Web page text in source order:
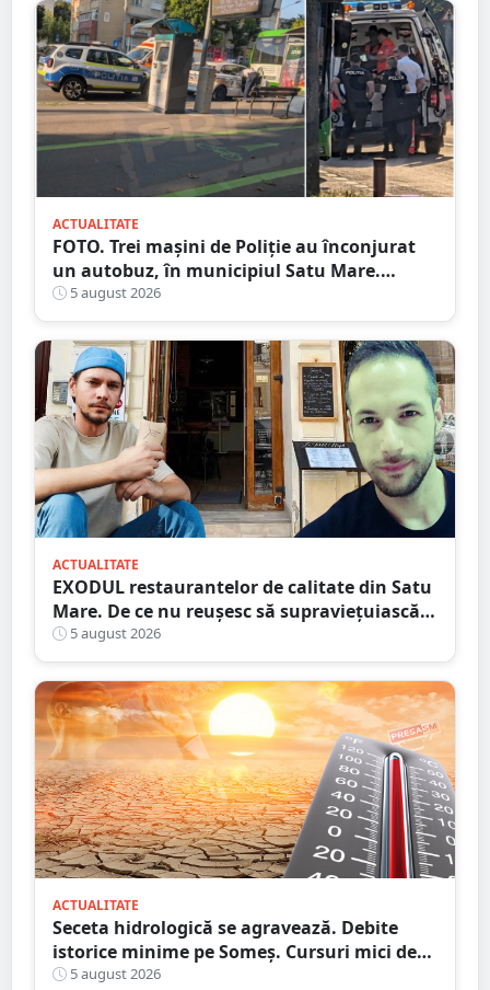
ACTUALITATE
FOTO. Trei mașini de Poliție au înconjurat
un autobuz, în municipiul Satu Mare.
Ambulanța, la fața locului
5 august 2026
ACTUALITATE
EXODUL restaurantelor de calitate din Satu
Mare. De ce nu reușesc să supraviețuiască
localurile cu adevărat speciale?
5 august 2026
ACTUALITATE
Seceta hidrologică se agravează. Debite
istorice minime pe Someș. Cursuri mici de
ape au secat
5 august 2026